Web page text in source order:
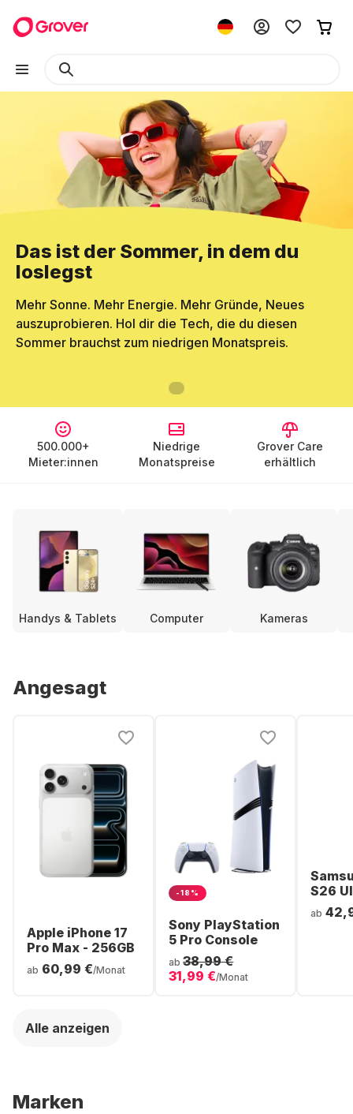
Das ist der Sommer, in dem du
loslegst
Mehr Sonne. Mehr Energie. Mehr Gründe, Neues
auszuprobieren. Hol dir die Tech, die du diesen
Sommer brauchst zum niedrigen Monatspreis.
500.000+
Mieter:innen
Niedrige
Monatspreise
Grover Care
erhältlich
Handys & Tablets Computer Kameras
Angesagt
Apple iPhone 17
Pro Max - 256GB
ab 60,99 €/Monat
-18%
Sony PlayStation
5 Pro Console
ab 38,99 €
31,99 €/Monat
S26
ab
Alle anzeigen
Marken